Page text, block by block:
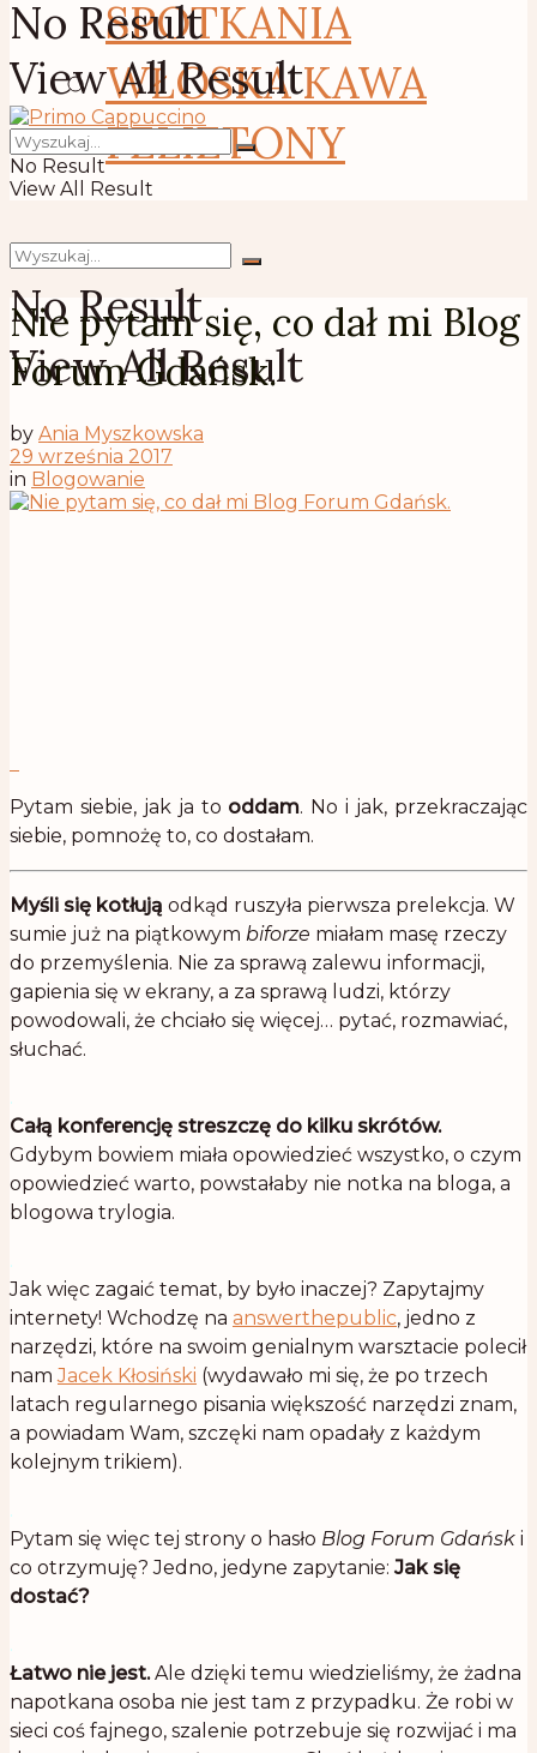
SPOTKANIA
WŁOSKA KAWA
FELIETONY
No Result
View All Result
No Result
View All Result
No Result
View All Result
Nie pytam się, co dał mi Blog
Forum Gdańsk.
by Ania Myszkowska
29 września 2017
in Blogowanie
Pytam siebie, jak ja to oddam. No i jak, przekraczając
siebie, pomnożę to, co dostałam.
Myśli się kotłują odkąd ruszyła pierwsza prelekcja. W
sumie już na piątkowym biforze miałam masę rzeczy
do przemyślenia. Nie za sprawą zalewu informacji,
gapienia się w ekrany, a za sprawą ludzi, którzy
powodowali, że chciało się więcej… pytać, rozmawiać,
słuchać.
.
Całą konferencję streszczę do kilku skrótów.
Gdybym bowiem miała opowiedzieć wszystko, o czym
opowiedzieć warto, powstałaby nie notka na bloga, a
blogowa trylogia.
.
Jak więc zagaić temat, by było inaczej? Zapytajmy
internety! Wchodzę na answerthepublic, jedno z
narzędzi, które na swoim genialnym warsztacie polecił
namJacek Kłosiński (wydawało mi się, że po trzech
latach regularnego pisania większość narzędzi znam,
a powiadam Wam, szczęki nam opadały z każdym
kolejnym trikiem).
.
Pytam się więc tej strony o hasło Blog Forum Gdańsk i
co otrzymuję? Jedno, jedyne zapytanie: Jak się
dostać?
.
Łatwo nie jest.Ale dzięki temu wiedzieliśmy, że żadna
napotkana osoba nie jest tam z przypadku. Że robi w
sieci coś fajnego, szalenie potrzebuje się rozwijać i ma